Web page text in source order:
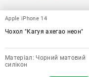
Apple iPhone 14
Чохол "Кагуя ахегао неон"
Матеріал: Чорний матовий
силікон